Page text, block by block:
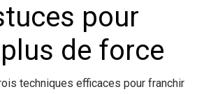
pour
de force
techniques efficaces pour franchir